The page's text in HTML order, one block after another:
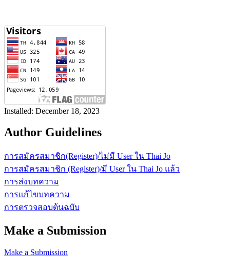
Installed: December 18, 2023
Author Guidelines
การสมัครสมาชิก(Register)/ไม่มี User ใน Thai Jo
การสมัครสมาชิก (Register)/มี User ใน Thai Jo แล้ว
การส่งบทความ
การแก้ไขบทความ
การตรวจสอบต้นฉบับ
Make a Submission
Make a Submission